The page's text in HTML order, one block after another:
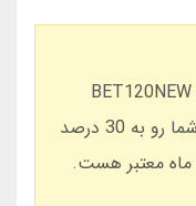
در زمان ثبت نام حتما از کد تخفیف BET120NEW
استفاده کنید. این کد بونوس اولیه شما رو به 30 درصد
ماه معتبر هست.